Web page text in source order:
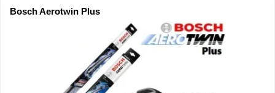
Bosch Aerotwin Plus